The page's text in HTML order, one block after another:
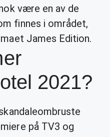
være en av de
finnes i området,
James Edition.
2021?
på TV3 og